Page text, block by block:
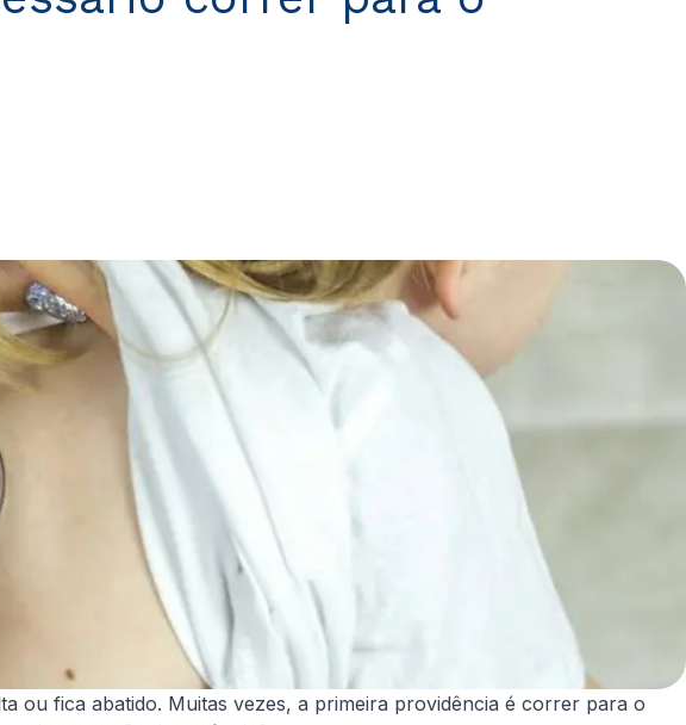
ou fica abatido. Muitas vezes, a primeira providência é correr para o